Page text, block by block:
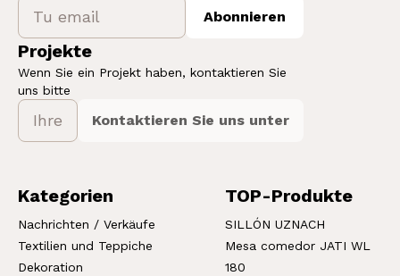
Abonnieren
Projekte
Wenn Sie ein Projekt haben, kontaktieren Sie
uns bitte
Kontaktieren Sie uns unter
Kategorien
Nachrichten / Verkäufe
Textilien und Teppiche
Dekoration
TOP-Produkte
SILLÓN UZNACH
Mesa comedor JATI WL
180